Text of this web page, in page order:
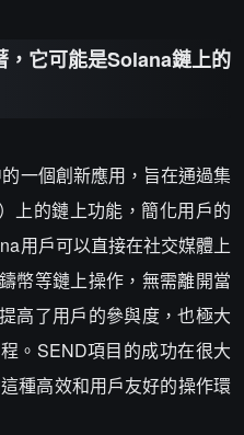
它可能是Solana鏈上的
一個創新應用，旨在通過集
上的鏈上功能，簡化用戶的
用戶可以直接在社交媒體上
幣等鏈上操作，無需離開當
高了用戶的參與度，也極大
。SEND項目的成功在很大
種高效和用戶友好的操作環